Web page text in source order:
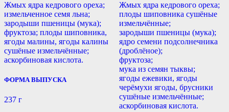
Жмых ядра кедрового ореха;
измельченное семя льна;
зародыши пшеницы (мука);
фруктоза; плоды шиповника,
ягоды малины, ягоды калины
сушёные измельчённые;
аскорбиновая кислота.
ФОРМА ВЫПУСКА
237 г
Жмых ядра кедрового ореха;
плоды шиповника сушёные
измельчённые;
зародыши пшеницы (мука);
ядро семени подсолнечника
(дроблёное);
фруктоза;
мука из семян тыквы;
ягоды ежевики, ягоды
черёмухи ягоды, брусники
сушёные измельчённые;
аскорбиновая кислота.